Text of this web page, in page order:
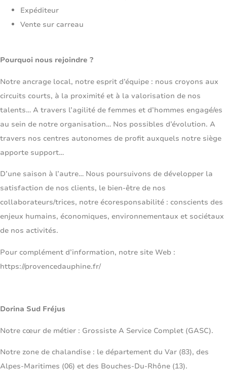
Expéditeur
Vente sur carreau
Pourquoi nous rejoindre ?
Notre ancrage local, notre esprit d’équipe : nous croyons aux
circuits courts, à la proximité et à la valorisation de nos
talents… A travers l’agilité de femmes et d’hommes engagé/es
au sein de notre organisation… Nos possibles d’évolution. A
travers nos centres autonomes de profit auxquels notre siège
apporte support…
D’une saison à l’autre… Nous poursuivons de développer la
satisfaction de nos clients, le bien-être de nos
collaborateurs/trices, notre écoresponsabilité : conscients des
enjeux humains, économiques, environnementaux et sociétaux
de nos activités.
Pour complément d’information, notre site Web :
https://provencedauphine.fr/
Dorina Sud Fréjus
Notre cœur de métier : Grossiste A Service Complet (GASC).
Notre zone de chalandise : le département du Var (83), des
Alpes-Maritimes (06) et des Bouches-Du-Rhône (13).